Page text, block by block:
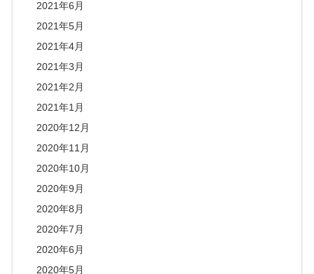
2021年6月
2021年5月
2021年4月
2021年3月
2021年2月
2021年1月
2020年12月
2020年11月
2020年10月
2020年9月
2020年8月
2020年7月
2020年6月
2020年5月